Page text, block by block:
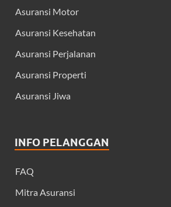
Asuransi Motor
Asuransi Kesehatan
Asuransi Perjalanan
Asuransi Properti
Asuransi Jiwa
INFO PELANGGAN
FAQ
Mitra Asuransi